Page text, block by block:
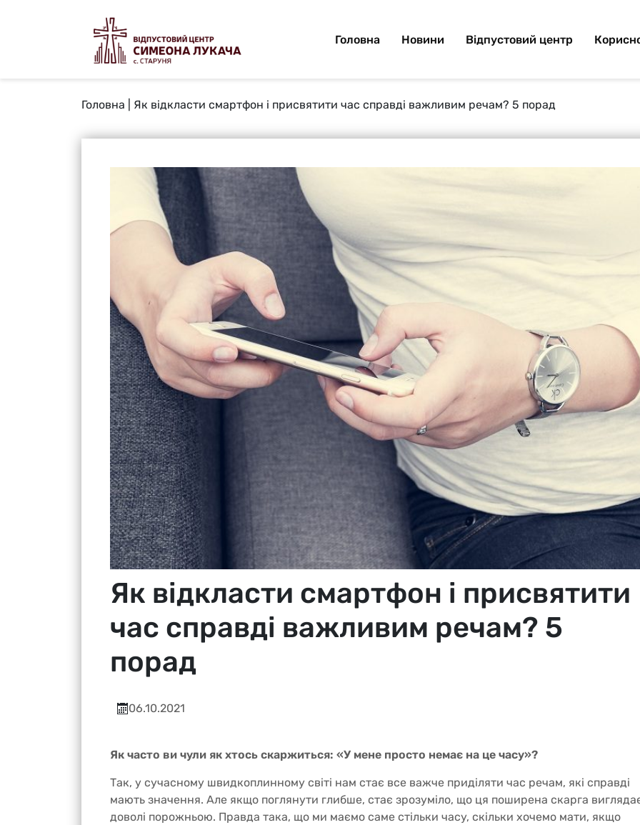
Головна Новини Відпустовий центр
Головна Як відкласти смартфон і присвятити час справді важливим речам? 5 порад
Як відкласти смартфон і присвятити
час справді важливим речам? 5
порад
06.10.2021
Як часто ви чули як хтось скаржиться: «У мене просто немає на це часу»?
Так, у сучасному швидкоплинному світі нам стає все важче приділяти час речам, які справді
мають значення. Але якщо поглянути глибше, стає зрозуміло, що ця поширена скарга
доволі порожньою. Правда така, що ми маємо саме стільки часу, скільки хочемо мати, якщо